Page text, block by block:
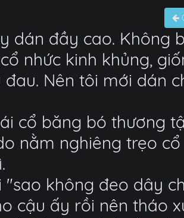
dán đầy cao. Không
nhức kinh khủng,
Nên tôi mới dán
cổ băng bó thương
nằm nghiêng trẹo
"sao không đeo dây
cậu ấy rồi nên tháo